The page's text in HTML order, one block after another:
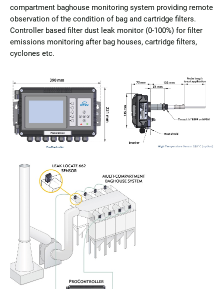
compartment baghouse monitoring system providing remote
observation of the condition of bag and cartridge filters.
Controller based filter dust leak monitor (0-100%) for filter
emissions monitoring after bag houses, cartridge filters,
cyclones etc.